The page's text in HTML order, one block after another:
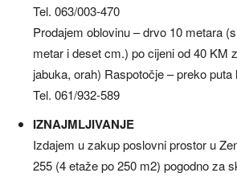
Tel. 063/003-470
Prodajem oblovinu – drvo 10 metara
metar i deset cm.) po cijeni od 40 KM
jabuka, orah) Raspotočje – preko puta
Tel. 061/932-589
IZNAJMLJIVANJE
Izdajem u zakup poslovni prostor u
255 (4 etaže po 250 m2) pogodno za